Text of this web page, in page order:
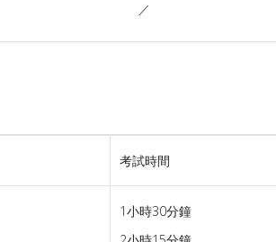
／
考試時間
1小時30分鐘